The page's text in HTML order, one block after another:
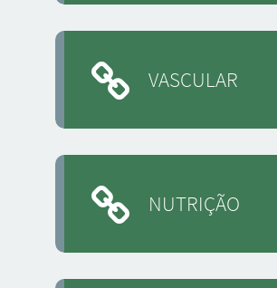
VASCULAR
NUTRIÇÃO